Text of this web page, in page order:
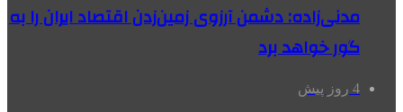
مدنی‌زاده: دشمن آرزوی زمین‌زدن اقتصاد ایران را به
گور خواهد برد
4 روز پیش